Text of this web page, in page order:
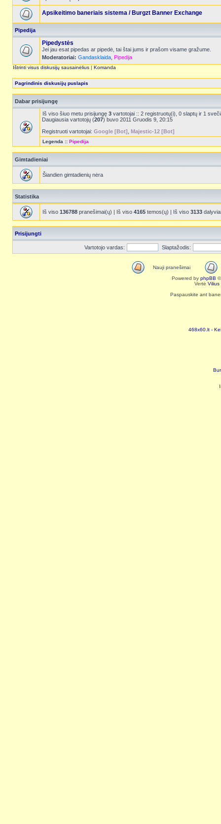
Apsikeitimo baneriais sistema / Burgzt Banner Exchange
Pipedija
Pipedystės
Jei jau esat pipedas ar pipedė, tai štai jums ir prašom visame gražume.
Moderatoriai: Gandasklaida Pipedija
Ištrinti visus diskusijų sausainėlius | Komanda
Pagrindinis diskusijų puslapis
Dabar prisijungę
Iš viso šiuo metu prisijungę 3 vartotojai :: 2 registruotų(i), 0 slaptų ir 1
Daugiausia vartotojų (207) buvo 2011 Gruodis 9, 20:15
Registruoti vartotojai: Google [Bot] Majestic-12 [Bot]
Legenda :: Pipedija
Gimtadieniai
Šiandien gimtadienių nėra
Statistika
Iš viso 136788 pranešimai(ų) | Iš viso 4165 temos(ų) | Iš viso 3133
Prisijungti
Vartotojo vardas: Slaptažodis:
Nauji pranešimai
Powered by phpBB
Vertė Vilius
Paspauskite ant
468x60.lt -